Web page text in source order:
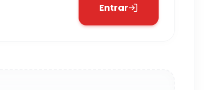
Entrar